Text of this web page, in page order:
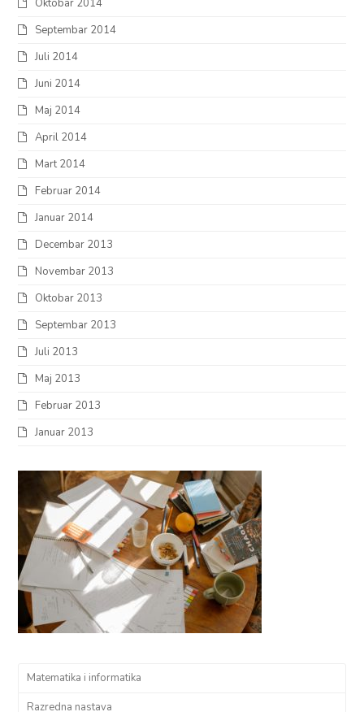
Septembar 2014
Juli 2014
Juni 2014
Maj 2014
April 2014
Mart 2014
Februar 2014
Januar 2014
Decembar 2013
Novembar 2013
Oktobar 2013
Septembar 2013
Juli 2013
Maj 2013
Februar 2013
Januar 2013
Matematika i informatika
Razredna nastava